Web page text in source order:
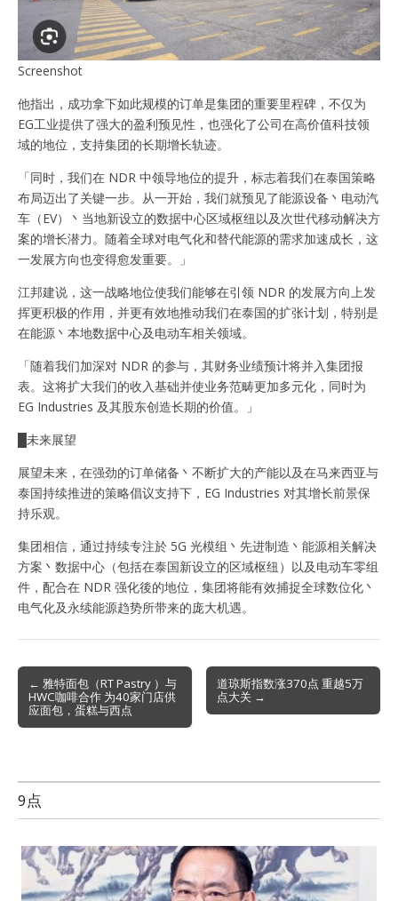
Screenshot
他指出，成功拿下如此规模的订单是集团的重要里程碑，不仅为
EG工业提供了强大的盈利预见性，也强化了公司在高价值科技领
域的地位，支持集团的长期增长轨迹。
「同时，我们在 NDR 中领导地位的提升，标志着我们在泰国策略
布局迈出了关键一步。从一开始，我们就预见了能源设备丶电动汽
车（EV）丶当地新设立的数据中心区域枢纽以及次世代移动解决方
案的增长潜力。随着全球对电气化和替代能源的需求加速成长，这
一发展方向也变得愈发重要。」
江邦建说，这一战略地位使我们能够在引领 NDR 的发展方向上发
挥更积极的作用，并更有效地推动我们在泰国的扩张计划，特别是
在能源丶本地数据中心及电动车相关领域。
「随着我们加深对 NDR 的参与，其财务业绩预计将并入集团报
表。这将扩大我们的收入基础并使业务范畴更加多元化，同时为
EG Industries 及其股东创造长期的价值。」
█未来展望
展望未来，在强劲的订单储备丶不断扩大的产能以及在马来西亚与
泰国持续推进的策略倡议支持下，EG Industries 对其增长前景保
持乐观。
集团相信，通过持续专注於 5G 光模组丶先进制造丶能源相关解决
方案丶数据中心（包括在泰国新设立的区域枢纽）以及电动车零组
件，配合在 NDR 强化後的地位，集团将能有效捕捉全球数位化丶
电气化及永续能源趋势所带来的庞大机遇。
Post
navigation
← 雅特面包（RT Pastry ）与
HWC咖啡合作 为40家门店供
应面包，蛋糕与西点
道琼斯指数涨370点 重越5万
点大关 →
9点